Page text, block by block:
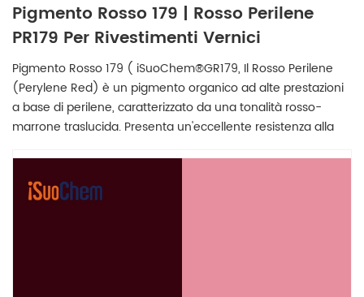
Pigmento Rosso 179 | Rosso Perilene
PR179 Per Rivestimenti Vernici
Pigmento Rosso 179 ( iSuoChem®GR179, Il Rosso Perilene
(Perylene Red) è un pigmento organico ad alte prestazioni
a base di perilene, caratterizzato da una tonalità rosso-
marrone traslucida. Presenta un'eccellente resistenza alla
granulometrica fine gli conferisce un'eccellente
compatibilità con i sistemi e presenta un'eccellente